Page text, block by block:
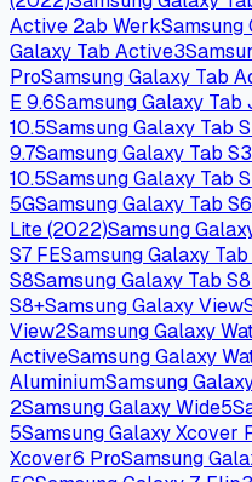
Active 2ab WerkSamsung
Galaxy Tab Active3
ProSamsung Galaxy Tab
E 9.6Samsung Galaxy Tab
10.5Samsung Galaxy Tab
9.7Samsung Galaxy Tab
10.5Samsung Galaxy Tab
5GSamsung Galaxy Tab
Lite (2022)Samsung
S7 FESamsung Galaxy Tab
S8Samsung Galaxy Tab
S8+Samsung Galaxy View
View2Samsung Galaxy
ActiveSamsung Galaxy
AluminiumSamsung
2Samsung Galaxy Wide5
5Samsung Galaxy Xcover
Xcover6 ProSamsung